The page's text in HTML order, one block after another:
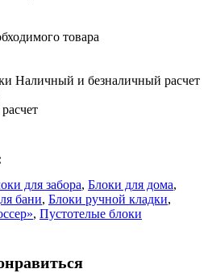
для забора, Блоки для дома,
бани, Блоки ручной кладки,
, Пустотелые блоки